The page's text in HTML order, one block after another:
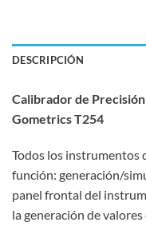
DESCRIPCIÓN
Calibrador de Precisión
Gometrics T254
Todos los instrumentos
función: generación/
panel frontal del
la generación de